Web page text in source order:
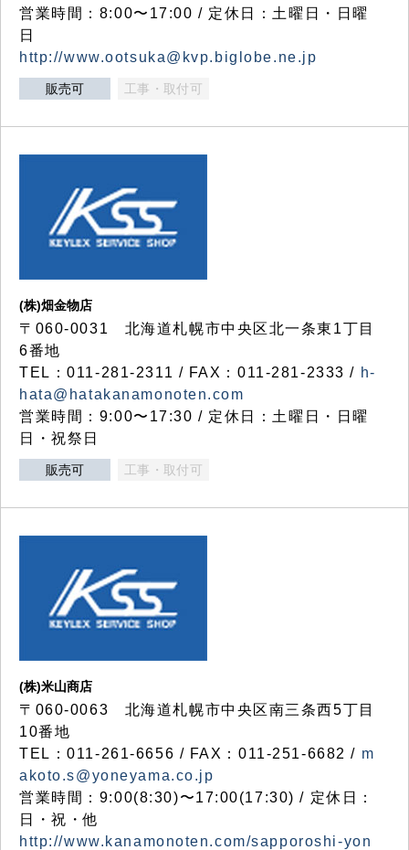
営業時間：8:00〜17:00 / 定休日：土曜日・日曜
日
http://www.ootsuka@kvp.biglobe.ne.jp
販売可 工事・取付可
(株)畑金物店
〒060-0031 北海道札幌市中央区北一条東1丁目
6番地
TEL：011-281-2311 / FAX：011-281-2333 / h-
hata@hatakanamonoten.com
営業時間：9:00〜17:30 / 定休日：土曜日・日曜
日・祝祭日
販売可 工事・取付可
(株)米山商店
〒060-0063 北海道札幌市中央区南三条西5丁目
10番地
TEL：011-261-6656 / FAX：011-251-6682 / m
akoto.s@yoneyama.co.jp
営業時間：9:00(8:30)〜17:00(17:30) / 定休日：
日・祝・他
http://www.kanamonoten.com/sapporoshi-yon